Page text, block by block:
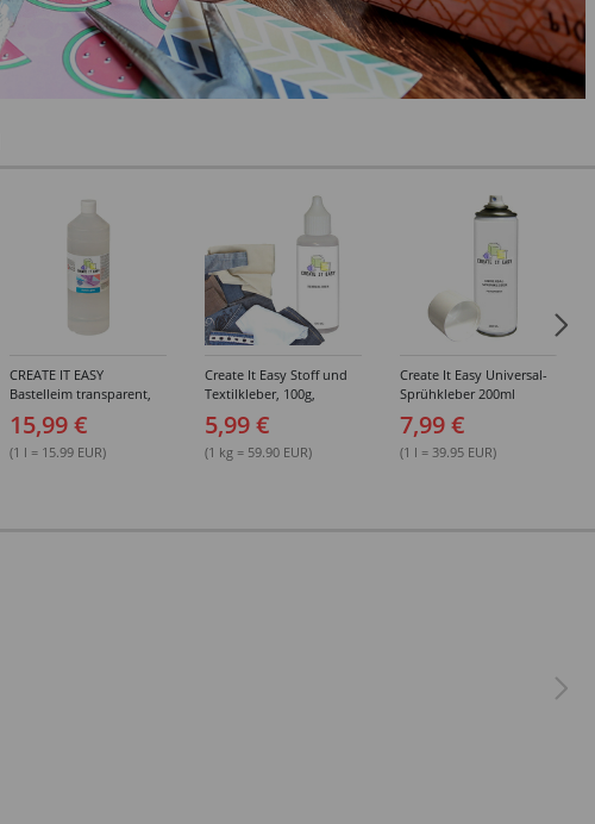
CREATE IT EASY
Bastelleim transparent,
ohne Lösungsmittel,
1000 ml
15,99 €
(1 l = 15.99 EUR)
Create It Easy Stoff und
Textilkleber, 100g,
Kunststoffflasche mit
Maldüse
5,99 €
(1 kg = 59.90 EUR)
Create It Easy Universal-
Sprühkleber 200ml
(permanent)
7,99 €
(1 l = 39.95 EUR)